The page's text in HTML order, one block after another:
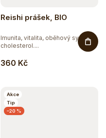
Reishi prášek, BIO
360 Kč
Imunita, vitalita, oběhový systém,
cholesterol....
Akce
Tip
–20 %